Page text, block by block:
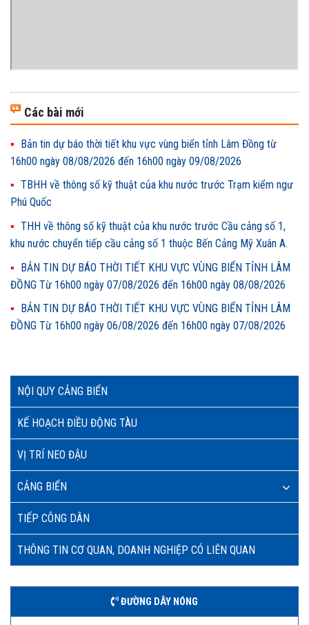
NỘI QUY CẢNG BIỂN
KẾ HOẠCH ĐIỀU ĐỘNG TÀU
VỊ TRÍ NEO ĐẬU
CẢNG BIỂN
TIẾP CÔNG DÂN
THÔNG TIN CƠ QUAN, DOANH NGHIỆP CÓ LIÊN QUAN
ĐƯỜNG DÂY NÓNG
Các bài mới
Bản tin dự báo thời tiết khu vực vùng biển tỉnh Lâm Đồng từ
16h00 ngày 08/08/2026 đến 16h00 ngày 09/08/2026
TBHH về thông số kỹ thuật của khu nước trước Trạm kiểm ngư
Phú Quốc
THH về thông số kỹ thuật của khu nước trước Cầu cảng số 1,
khu nước chuyển tiếp cầu cảng số 1 thuộc Bến Cảng Mỹ Xuân A.
BẢN TIN DỰ BÁO THỜI TIẾT KHU VỰC VÙNG BIỂN TỈNH LÂM
ĐỒNG Từ 16h00 ngày 07/08/2026 đến 16h00 ngày 08/08/2026
BẢN TIN DỰ BÁO THỜI TIẾT KHU VỰC VÙNG BIỂN TỈNH LÂM
ĐỒNG Từ 16h00 ngày 06/08/2026 đến 16h00 ngày 07/08/2026